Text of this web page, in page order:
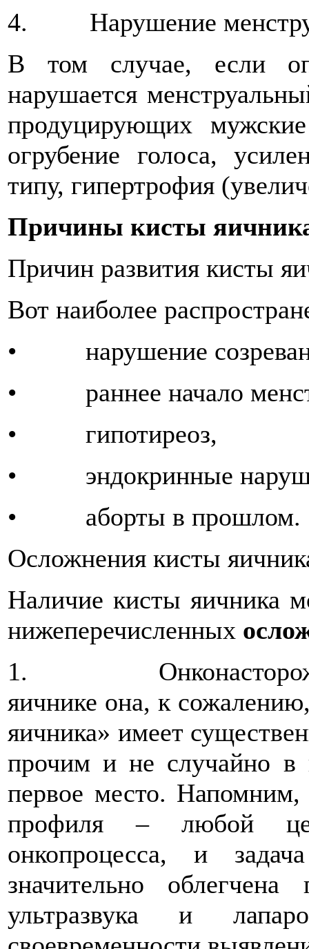
4. Нарушение
В том случае, если
нарушается
продуцирующих
огрубение голоса,
типу, гипертрофия
Причины кисты
Причин развития кисты
Вот наиболее
• нарушение
• раннее начало
• гипотиреоз,
• эндокринные
• аборты в прошлом.
Осложнения кисты
Наличие кисты яичника
нижеперечисленных
1.
яичнике она, к
яичника» имеет
прочим и не случайно в
первое место. Напомним,
профиля – любой
онкопроцесса, и
значительно облегчена
ультразвука и